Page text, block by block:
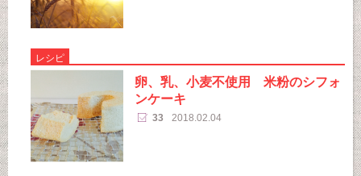
レシピ
卵、乳、小麦不使用 米粉のシフォ
ンケーキ
33 2018.02.04